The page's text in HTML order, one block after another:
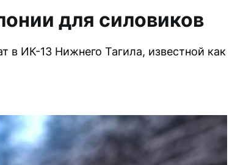
для силовиков
в ИК-13 Нижнего Тагила, известной как